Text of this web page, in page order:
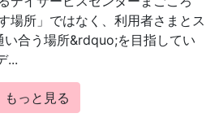
場所」ではなく、利用者さまとス
合う場所&rdquo;を目指してい
...
もっと見る